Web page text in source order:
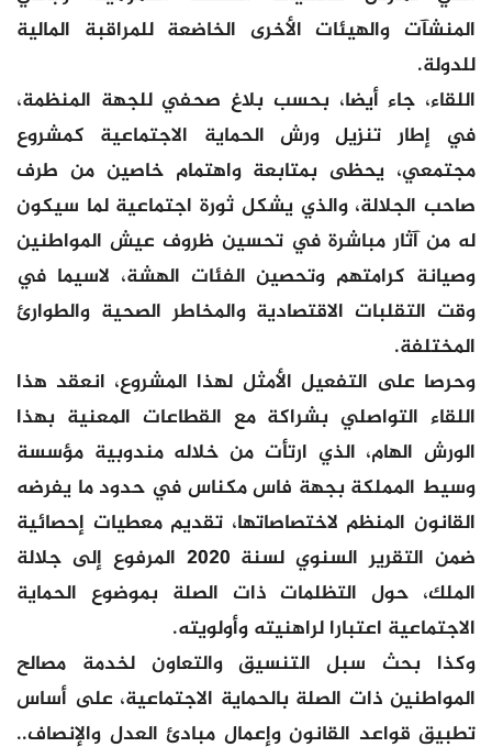
المنشآت والهيئات الأخرى الخاضعة للمراقبة المالية
للدولة.
اللقاء، جاء أيضا، بحسب بلاغ صحفي للجهة المنظمة،
في إطار تنزيل ورش الحماية الاجتماعية كمشروع
مجتمعي، يحظى بمتابعة واهتمام خاصين من طرف
صاحب الجلالة، والذي يشكل ثورة اجتماعية لما سيكون
له من آثار مباشرة في تحسين ظروف عيش المواطنين
وصيانة كرامتهم وتحصين الفئات الهشة، لاسيما في
وقت التقلبات الاقتصادية والمخاطر الصحية والطوارئ
المختلفة.
وحرصا على التفعيل الأمثل لهذا المشروع، انعقد هذا
اللقاء التواصلي بشراكة مع القطاعات المعنية بهذا
الورش الهام، الذي ارتأت من خلاله مندوبية مؤسسة
وسيط المملكة بجهة فاس مكناس في حدود ما يفرضه
القانون المنظم لاختصاصاتها، تقديم معطيات إحصائية
ضمن التقرير السنوي لسنة 2020 المرفوع إلى جلالة
الملك، حول التظلمات ذات الصلة بموضوع الحماية
الاجتماعية اعتبارا لراهنيته وأولويته.
وكذا بحث سبل التنسيق والتعاون لخدمة مصالح
المواطنين ذات الصلة بالحماية الاجتماعية، على أساس
تطبيق قواعد القانون وإعمال مبادئ العدل والإنصاف..